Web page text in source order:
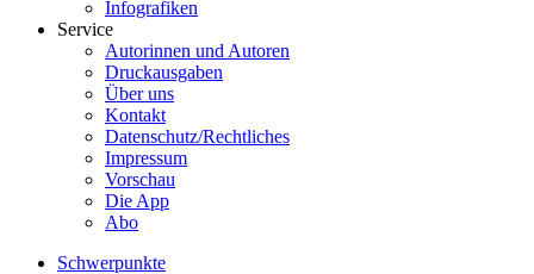
Infografiken
Service
Autorinnen und Autoren
Druckausgaben
Über uns
Kontakt
Datenschutz/Rechtliches
Impressum
Vorschau
Die App
Abo
Schwerpunkte